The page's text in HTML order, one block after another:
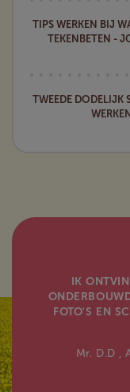
TIPS WERKEN BIJ
TEKENBETEN -
TWEEDE DODELIJK
IK
FOTO'S EN
Mr. D.D ,